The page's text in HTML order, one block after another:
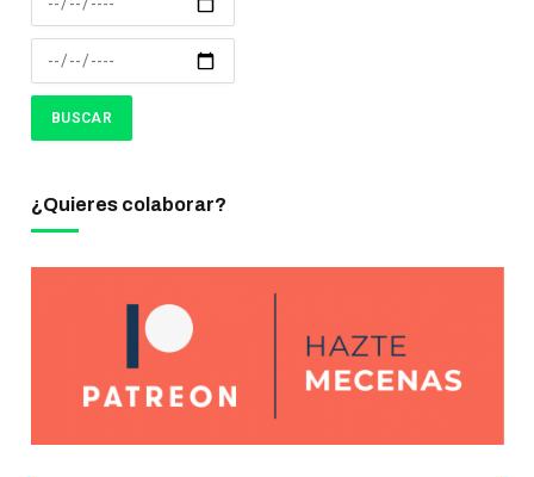
¿Quieres colaborar?